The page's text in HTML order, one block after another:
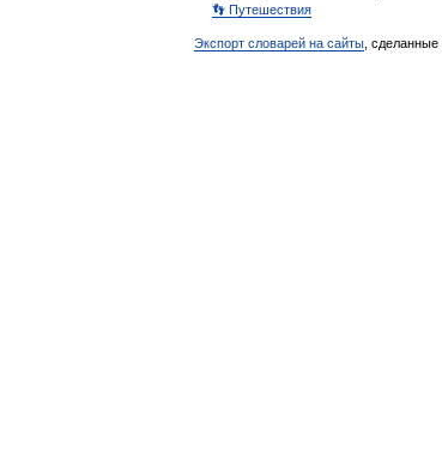
👣 Путешествия
Экспорт словарей на сайты , сделанные